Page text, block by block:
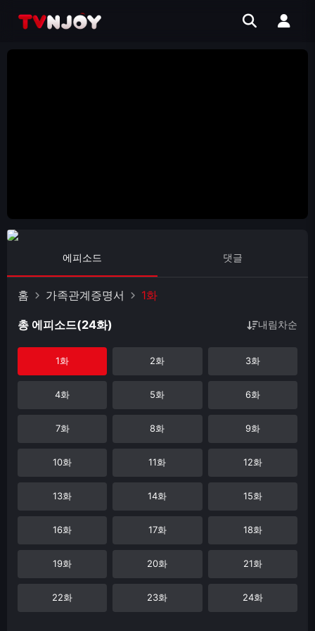
에피소드 댓글
홈 가족관계증명서 1화
총 에피소드(24화) 내림차순
1화 2화 3화
4화 5화 6화
7화 8화 9화
10화 11화 12화
13화 14화 15화
16화 17화 18화
19화 20화 21화
22화 23화 24화